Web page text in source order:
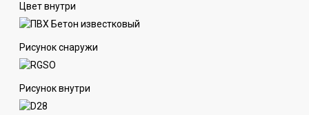
Цвет внутри
Рисунок снаружи
Рисунок внутри